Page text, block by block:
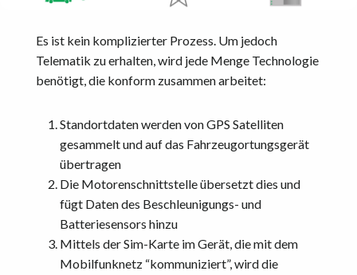
Es ist kein komplizierter Prozess. Um jedoch
Telematik zu erhalten, wird jede Menge Technologie
benötigt, die konform zusammen arbeitet:
Standortdaten werden von GPS Satelliten
gesammelt und auf das Fahrzeugortungsgerät
übertragen
Die Motorenschnittstelle übersetzt dies und
fügt Daten des Beschleunigungs- und
Batteriesensors hinzu
Mittels der Sim-Karte im Gerät, die mit dem
Mobilfunknetz “kommuniziert”, wird die